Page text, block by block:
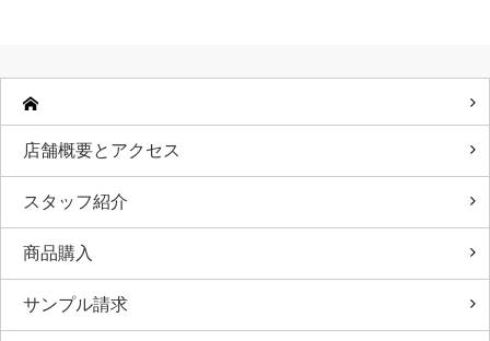
店舗概要とアクセス
スタッフ紹介
商品購入
サンプル請求